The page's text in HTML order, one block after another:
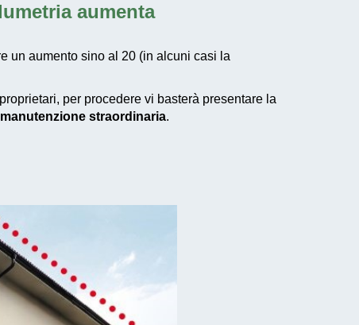
aumenta
un aumento sino al 20 (in alcuni casi la
per procedere vi basterà presentare la
straordinaria.